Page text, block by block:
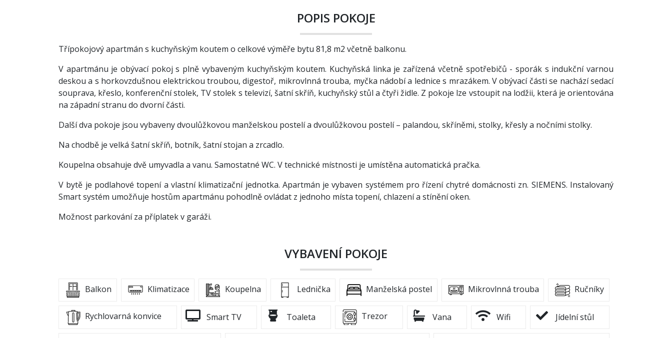
POPIS POKOJE
Třípokojový apartmán s kuchyňským koutem o celkové výměře bytu 81,8 m2 včetně balkonu.
V apartmánu je obývací pokoj s plně vybaveným kuchyňským koutem. Kuchyňská linka je zařízená včetně spotřebičů - sporák s indukční varnou
deskou a s horkovzdušnou elektrickou troubou, digestoř, mikrovlnná trouba, myčka nádobí a lednice s mrazákem. V obývací části se nachází sedací
souprava, křeslo, konferenční stolek, TV stolek s televizí, šatní skříň, kuchyňský stůl a čtyři židle. Z pokoje lze vstoupit na lodžii, která je orientována
na západní stranu do dvorní části.
Další dva pokoje jsou vybaveny dvoulůžkovou manželskou postelí a dvoulůžkovou postelí – palandou, skříněmi, stolky, křesly a nočními stolky.
Na chodbě je velká šatní skříň, botník, šatní stojan a zrcadlo.
Koupelna obsahuje dvě umyvadla a vanu. Samostatné WC. V technické místnosti je umístěna automatická pračka.
V bytě je podlahové topení a vlastní klimatizační jednotka. Apartmán je vybaven systémem pro řízení chytré domácnosti zn. SIEMENS. Instalovaný
Smart systém umožňuje hostům apartmánu pohodlně ovládat z jednoho místa topení, chlazení a stínění oken.
Možnost parkování za příplatek v garáži.
VYBAVENÍ POKOJE
Balkon Klimatizace Koupelna Lednička Manželská postel Mikrovlnná trouba Ručníky
Rychlovarná konvice Smart TV Toaleta Trezor Vana Wifi Jídelní stůl